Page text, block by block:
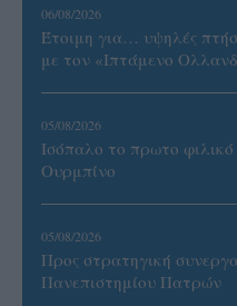
06/08/2026
Έτοιμη για… υψηλές
με τον «Ιπτάμενο
05/08/2026
Ισόπαλο το πρωτο φιλικό
Ουρμπίνο
05/08/2026
Προς στρατηγική
Πανεπιστημίου Πατρών